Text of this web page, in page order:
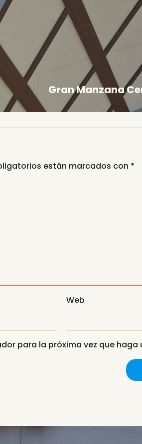
Gran Manzana
están marcados con *
Web
para la próxima vez que haga